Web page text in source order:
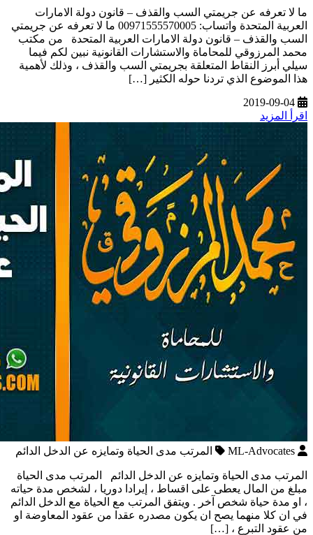
ما لا تعرفه عن جريمتي السب والقذف – قانون دولة الامارات
العربية المتحدة واتساب: 00971555570005 ما لا تعرفه عن جريمتي
السب والقذف – قانون دولة الامارات العربية المتحدة من مكتب
محمد المرزوقي للمحاماة والاستشارات القانونية نبين لكم فيما
سيلي أبرز النقاط المتعلقة بجريمتي السب والقذف ، وذلك لأهمية
هذا الموضوع الذي تردنا حوله الكثير […]
2019-09-04
اقرأ المزيد
ML-Advocates المرتب مدى الحياة وتمايزه عن الدخل الدائم
المرتب مدى الحياة وتمايزه عن الدخل الدائم المرتب مدى الحياة
مبلغ من المال يعطى على اقساط ، إيرادا دوريا ، لشخص مدة حياته
، او مدة حياة شخص آخر . ويتفق المرتب مع الحياة مع الدخل الدائم
في ان كلا منهما يصح ان يكون مصدره عقدا من عقود المعاوضة او
من عقود التبرع ، […]